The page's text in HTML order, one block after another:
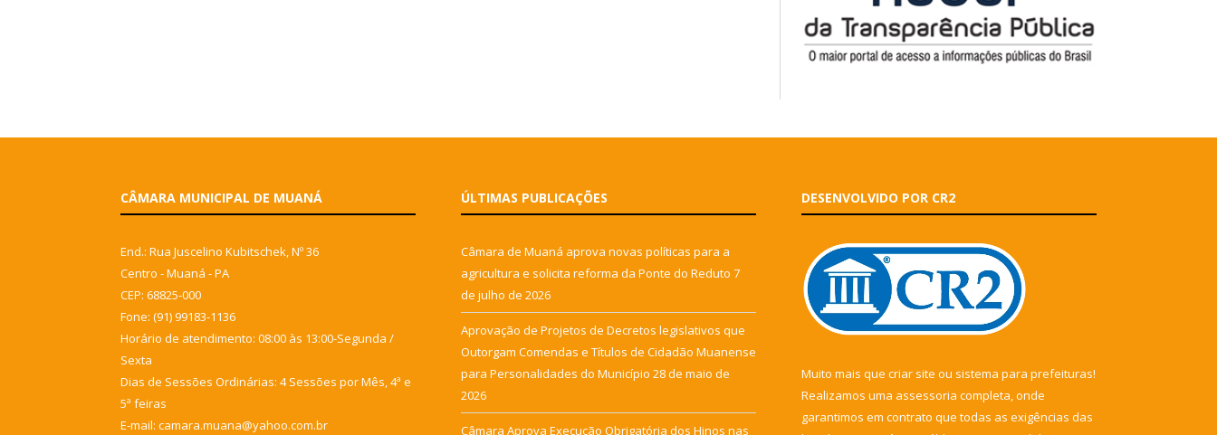
CÂMARA MUNICIPAL DE MUANÁ
End.: Rua Juscelino Kubitschek, Nº 36
Centro - Muaná - PA
CEP: 68825-000
Fone: (91) 99183-1136
Horário de atendimento: 08:00 às 13:00-Segunda /
Sexta
Dias de Sessões Ordinárias: 4 Sessões por Mês, 4ª e
5ª feiras
E-mail: camara.muana@yahoo.com.br
ÚLTIMAS PUBLICAÇÕES
Câmara de Muaná aprova novas políticas para a
agricultura e solicita reforma da Ponte do Reduto 7
de julho de 2026
Aprovação de Projetos de Decretos legislativos que
Outorgam Comendas e Títulos de Cidadão Muanense
para Personalidades do Município 28 de maio de
2026
Câmara Aprova Execução Obrigatória dos Hinos nas
DESENVOLVIDO POR CR2
Muito mais que criar site ou sistema para prefeituras!
Realizamos uma assessoria completa, onde
garantimos em contrato que todas as exigências das